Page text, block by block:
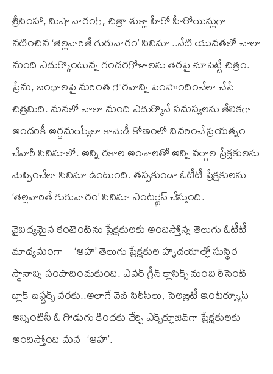
శ్రీసింహా, మిషా నారంగ్, చిత్రా శుక్లా హీరో హీరోయిన్లుగా
నటించిన ‘తెల్లవారితే గురువారం’ సినిమా ..నేటి యువతలో చాలా
మంది ఎదుర్కొంటున్న గందరగోళాలను తెరపై చూపెట్టే చిత్రం.
ప్రేమ, బంధాలపై మరింత గౌరవాన్ని పెంపొందించేలా చేసే
చిత్రమిది. మనలో చాలా మంది ఎదుర్కొనే సమస్యలను తేలికగా
అందరికీ అర్థమయ్యేలా కామెడీ కోణంలో వివరించే ప్రయత్నం
చేవారీ సినిమాలో. అన్ని రకాల అంశాలతో అన్ని వర్గాల ప్రేక్షకులను
మెప్పించేలా సినిమా ఉంటుంది. తప్పకుండా ఓటీటీ ప్రేక్షకులను
‘తెల్లవారితే గురువారం’ సినిమా ఎంటర్టైన్ చేస్తుంది.
వైవిధ్యమైన కంటెంట్‌ను ప్రేక్ష‌కుల‌కు అందిస్తోన్న తెలుగు ఓటీటీ
మాధ్య‌మంగా ‘ఆహ’ తెలుగు ప్రేక్ష‌కుల హృద‌యాల్లో సుస్థిర
స్థానాన్ని సంపాదించుకుంది. ఎవ‌ర్ గ్రీన్ క్లాసిక్స్ నుంచి రీసెంట్
బ్లాక్ బ‌స్ట‌ర్స్ వ‌ర‌కు..అలాగే వెబ్ సిరీస్‌లు, సెల‌బ్రిటీ ఇంట‌ర్వ్యూస్
అన్నింటినీ ఓ గొడుగు కింద‌కు చేర్చి ఎక్స్‌క్లూజివ్‌గా ప్రేక్ష‌కుల‌కు
అందిస్తోంది మ‌న ‘ఆహ’.